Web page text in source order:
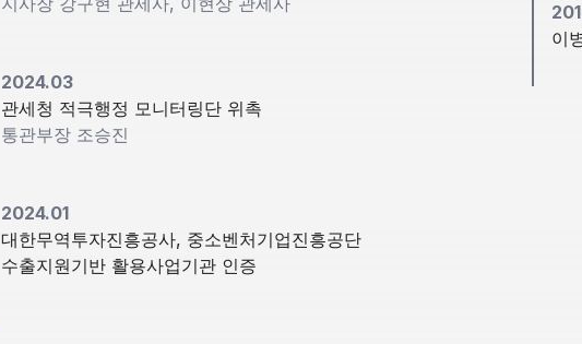
2024.03
관세청 적극행정 모니터링단 위촉
통관부장 조승진
2024.01
대한무역투자진흥공사, 중소벤처기업진흥공단
수출지원기반 활용사업기관 인증
이